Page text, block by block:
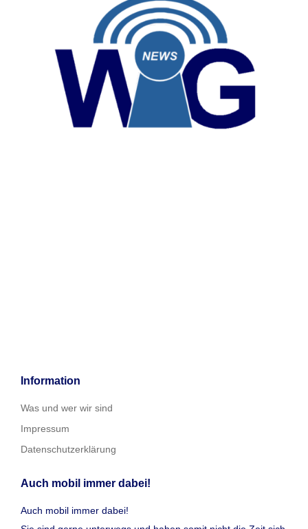
Information
Was und wer wir sind
Impressum
Datenschutzerklärung
Auch mobil immer dabei!
Auch mobil immer dabei!